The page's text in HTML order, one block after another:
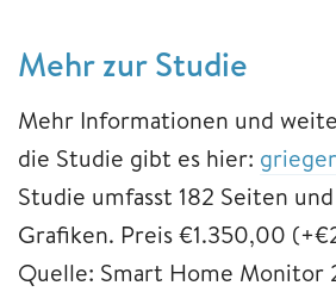
Mehr zur Studie
Mehr Informationen und
die Studie gibt es hier:
Studie umfasst 182 Seiten
Grafiken. Preis €1.350,00
Quelle: Smart Home Monitor